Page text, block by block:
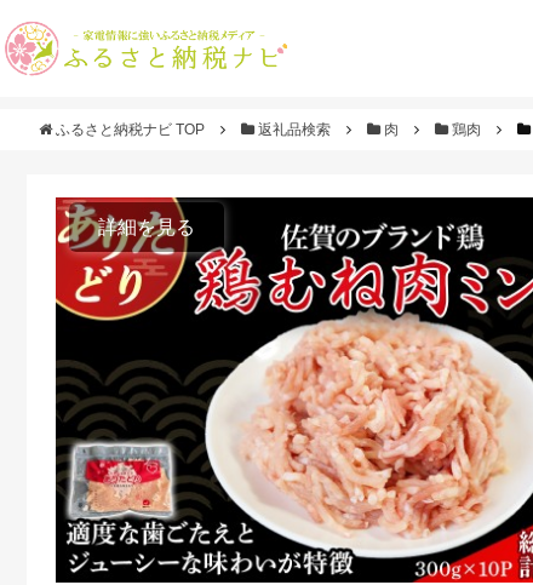
ふるさと納税ナビ TOP 返礼品検索 肉 鶏肉
詳細を見る